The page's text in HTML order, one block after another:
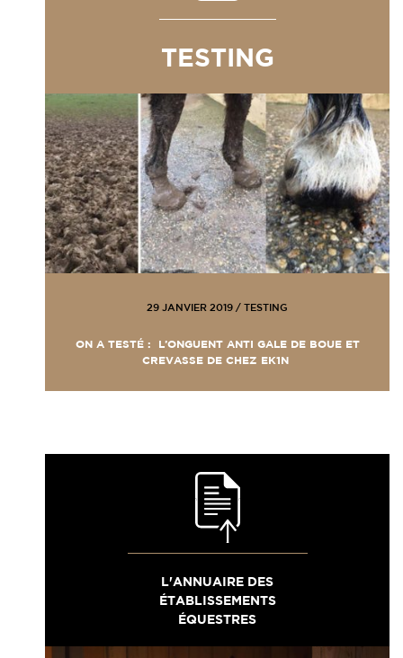
TESTING
29 JANVIER 2019 / TESTING
ON A TESTÉ : L’ONGUENT ANTI GALE DE BOUE ET
CREVASSE DE CHEZ EK1N
L'ANNUAIRE DES
ÉTABLISSEMENTS
ÉQUESTRES